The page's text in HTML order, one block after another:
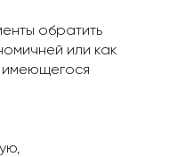
обратить
или как
имеющегося